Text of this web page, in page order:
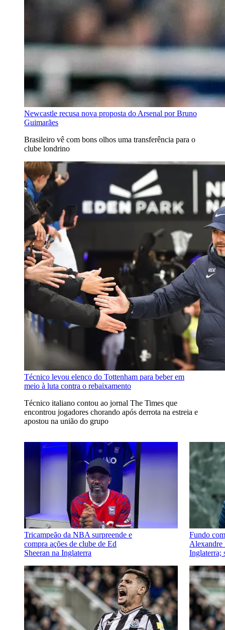
Newcastle recusa nova proposta do Arsenal por Bruno
Guimarães
Brasileiro vê com bons olhos uma transferência para o
clube londrino
Técnico levou elenco do Tottenham para beber em
meio à luta contra o rebaixamento
Técnico italiano contou ao jornal The Times que
encontrou jogadores chorando após derrota na estreia e
apostou na união do grupo
Tricampeão da NBA surpreende e
compra ações de clube de Ed
Sheeran na Inglaterra
Fundo
Alexandre
Inglaterra;